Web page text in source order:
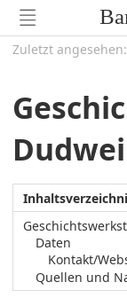
Zuletzt angesehen:
Daten
Kontakt/
Quellen und